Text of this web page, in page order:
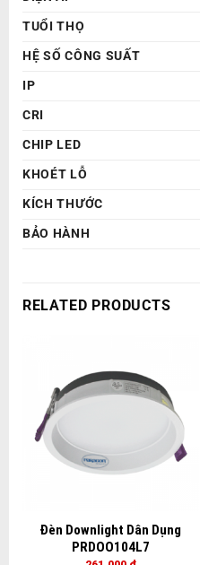
TUỔI THỌ
HỆ SỐ CÔNG SUẤT
IP
CRI
CHIP LED
KHOÉT LỖ
KÍCH THƯỚC
BẢO HÀNH
RELATED PRODUCTS
Đèn Downlight Dân Dụng
PRDOO104L7